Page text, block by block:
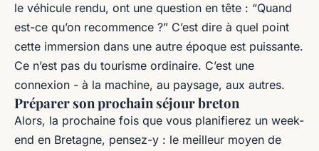
le véhicule rendu, ont une question en tête : “Quand
est-ce qu’on recommence ?” C’est dire à quel point
cette immersion dans une autre époque est puissante.
Ce n’est pas du tourisme ordinaire. C’est une
connexion - à la machine, au paysage, aux autres.
Préparer son prochain séjour breton
Alors, la prochaine fois que vous planifierez un week-
end en Bretagne, pensez-y : le meilleur moyen de